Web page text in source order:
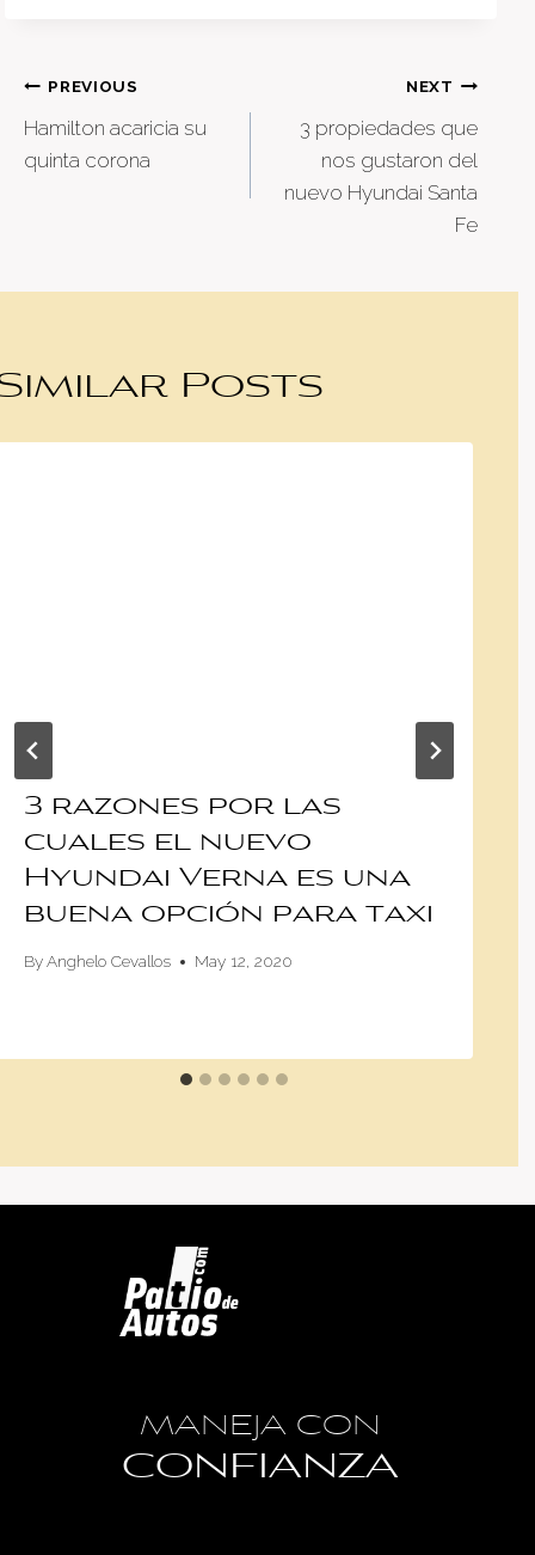
Post
navigation
PREVIOUS
Hamilton acaricia su
quinta corona
NEXT
3 propiedades que
nos gustaron del
nuevo Hyundai Santa
Fe
Posts
3 razones por las
cuales el nuevo
Hyundai Verna es una
buena opción para taxi
ByAnghelo Cevallos May 12, 2020
MANEJA CON
CONFIANZA